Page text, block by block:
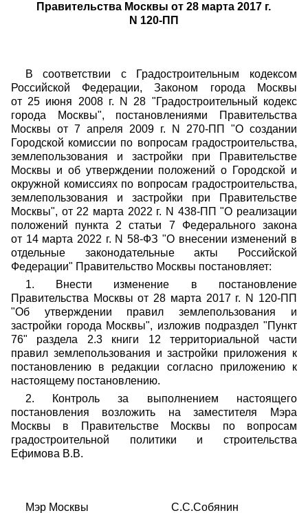
Правительства Москвы от 28 марта 2017 г.
N 120-ПП
В соответствии с Градостроительным кодексом
Российской Федерации, Законом города Москвы
от 25 июня 2008 г. N 28 "Градостроительный кодекс
города Москвы", постановлениями Правительства
Москвы от 7 апреля 2009 г. N 270-ПП "О создании
Городской комиссии по вопросам градостроительства,
землепользования и застройки при Правительстве
Москвы и об утверждении положений о Городской и
окружной комиссиях по вопросам градостроительства,
землепользования и застройки при Правительстве
Москвы", от 22 марта 2022 г. N 438-ПП "О реализации
положений пункта 2 статьи 7 Федерального закона
от 14 марта 2022 г. N 58-ФЗ "О внесении изменений в
отдельные законодательные акты Российской
Федерации" Правительство Москвы постановляет:
1. Внести изменение в постановление
Правительства Москвы от 28 марта 2017 г. N 120-ПП
"Об утверждении правил землепользования и
застройки города Москвы", изложив подраздел "Пункт
76" раздела 2.3 книги 12 территориальной части
правил землепользования и застройки приложения к
постановлению в редакции согласно приложению к
настоящему постановлению.
2. Контроль за выполнением настоящего
постановления возложить на заместителя Мэра
Москвы в Правительстве Москвы по вопросам
градостроительной политики и строительства
Ефимова В.В.
Мэр Москвы С.С.Собянин